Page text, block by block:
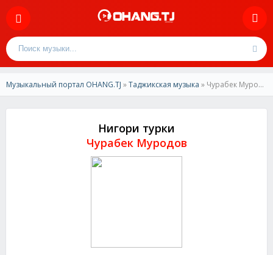
Музыкальный портал OHANG.TJ »Таджикская музыка » Чурабек Муродов-Нигори турки
Нигори турки
Чурабек Муродов